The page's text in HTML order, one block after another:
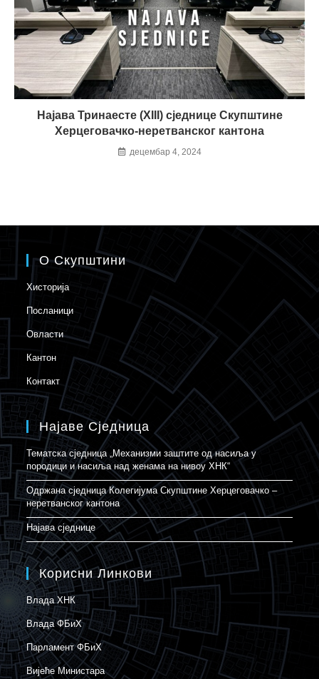
Најава Тринаесте (XIII) сједнице Скупштине
Херцеговачко-неретванског кантона
децембар 4, 2024
О Скупштини
Хисторија
Посланици
Овласти
Кантон
Контакт
Најаве Сједница
Тематска сједница „Механизми заштите од насиља у
породици и насиља над женама на нивоу ХНК“
Одржана сједница Колегијума Скупштине Херцеговачко –
неретванског кантона
Најава сједнице
Корисни Линкови
Влада ХНК
Влада ФБиХ
Парламент ФБиХ
Вијеће Министара